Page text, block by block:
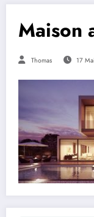
Maison
Thomas 17